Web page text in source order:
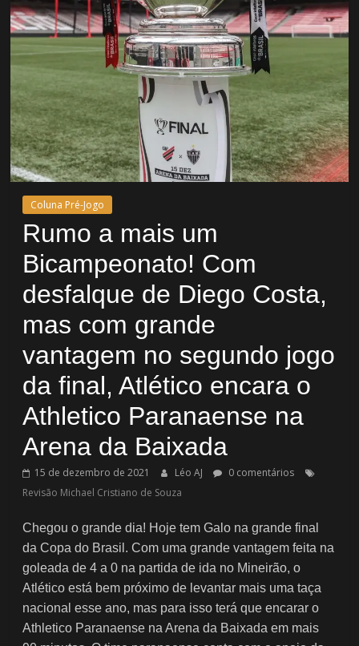
Coluna Pré-Jogo
Rumo a mais um
Bicampeonato! Com
desfalque de Diego Costa,
mas com grande
vantagem no segundo jogo
da final, Atlético encara o
Athletico Paranaense na
Arena da Baixada
15 de dezembro de 2021 Léo AJ
0 comentários
Revisão Michael Cristiano de Souza
Chegou o grande dia! Hoje tem Galo na grande final
da Copa do Brasil. Com uma grande vantagem feita na
goleada de 4 a 0 na partida de ida no Mineirão, o
Atlético está bem próximo de levantar mais uma taça
nacional esse ano, mas para isso terá que encarar o
Athletico Paranaense na Arena da Baixada em mais